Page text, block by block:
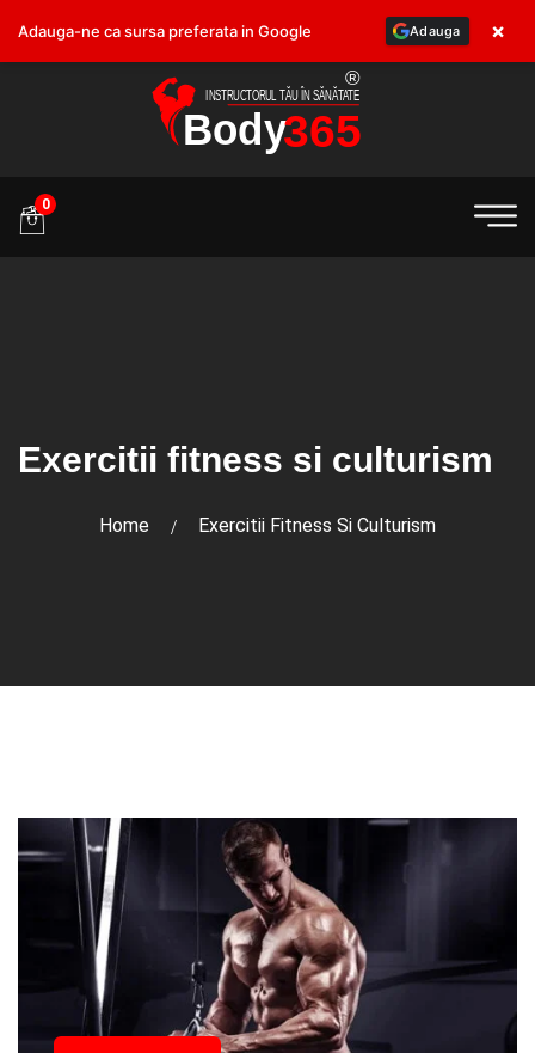
0
Exercitii fitness si culturism
Home Exercitii Fitness Si Culturism
Adauga-ne ca sursa preferata in Google Adauga ×